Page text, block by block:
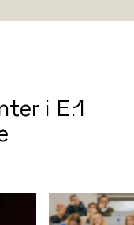
i E.1